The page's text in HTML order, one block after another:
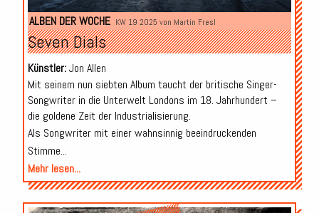
ALBEN DER WOCHE KW 19 2025 von Martin Fresl
Seven Dials
Künstler:Jon Allen
Mit seinem nun siebten Album taucht der britische Singer-
Songwriter in die Unterwelt Londons im 18. Jahrhundert –
die goldene Zeit der Industrialisierung.
Als Songwriter mit einer wahnsinnig beeindruckenden
Stimme...
Mehr lesen...